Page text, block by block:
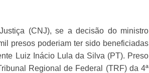
(CNJ), se a decisão do ministro
presos poderiam ter sido beneficiadas
Luiz Inácio Lula da Silva (PT). Preso
Regional de Federal (TRF) da 4ª